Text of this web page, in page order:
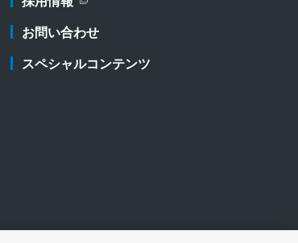
お問い合わせ
スペシャルコンテンツ